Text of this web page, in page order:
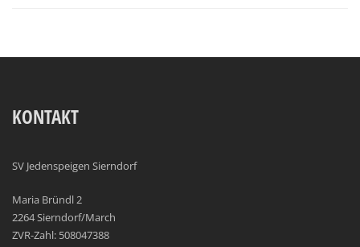
KONTAKT
SV Jedenspeigen Sierndorf
Maria Bründl 2
2264 Sierndorf/March
ZVR-Zahl: 508047388